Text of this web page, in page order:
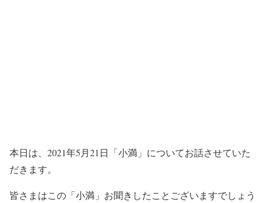
本日は、2021年5月21日「小満」についてお話させていた
だきます。
皆さまはこの「小満」お聞きしたことございますでしょう